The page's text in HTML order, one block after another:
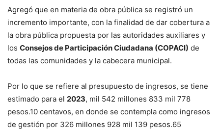
Agregó que en materia de obra pública se registró un
incremento importante, con la finalidad de dar cobertura a
la obra pública propuesta por las autoridades auxiliares y
los Consejos de Participación Ciudadana (COPACI) de
todas las comunidades y la cabecera municipal.
Por lo que se refiere al presupuesto de ingresos, se tiene
estimado para el 2023, mil 542 millones 833 mil 778
pesos.10 centavos, en donde se contempla como ingresos
de gestión por 326 millones 928 mil 139 pesos.65